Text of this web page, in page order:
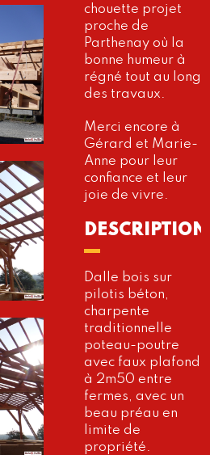
chouette projet
proche de
Parthenay où la
bonne humeur à
régné tout au long
des travaux.
Merci encore à
Gérard et Marie-
Anne pour leur
confiance et leur
joie de vivre.
DESCRIPTION
Dalle bois sur
pilotis béton,
charpente
traditionnelle
poteau-poutre
avec faux plafond
à 2m50 entre
fermes, avec un
beau préau en
limite de
propriété.